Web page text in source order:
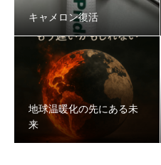
キャメロン復活
地球温暖化の先にある未
来